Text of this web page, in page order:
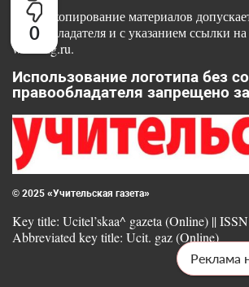
0
Любое копирование материалов
правообладателя и с указанием ссылки
www.ug.ru.
Использование логотипа без
правообладателя запрещено
© 2025 «Учительская газета»
Key title: Ucitel’skaa^ gazeta (Online) ||
Abbreviated key title: Ucit. gaz (Online)
Реклама